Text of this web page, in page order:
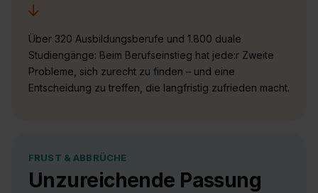
Über 320 Ausbildungsberufe und 1.800 duale
Studiengänge: Beim Berufseinstieg hat jede:r Zweite
Probleme, sich zurecht zu finden – und eine
Entscheidung zu treffen, die langfristig zufrieden macht.
FRUST & ABBRÜCHE
Unzureichende Passung